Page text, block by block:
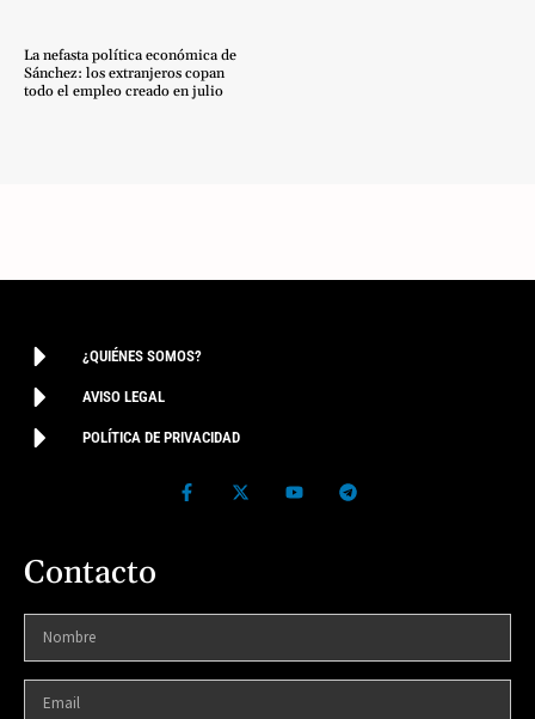
La nefasta política económica de
Sánchez: los extranjeros copan
todo el empleo creado en julio
¿QUIÉNES SOMOS?
AVISO LEGAL
POLÍTICA DE PRIVACIDAD
Contacto